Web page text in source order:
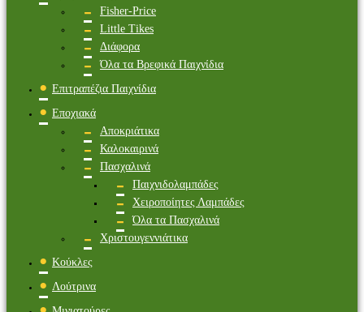
Fisher-Price
Little Tikes
Διάφορα
Όλα τα Βρεφικά Παιχνίδια
Επιτραπέζια Παιχνίδια
Εποχιακά
Αποκριάτικα
Καλοκαιρινά
Πασχαλινά
Παιχνιδολαμπάδες
Χειροποίητες Λαμπάδες
Όλα τα Πασχαλινά
Χριστουγεννιάτικα
Κούκλες
Λούτρινα